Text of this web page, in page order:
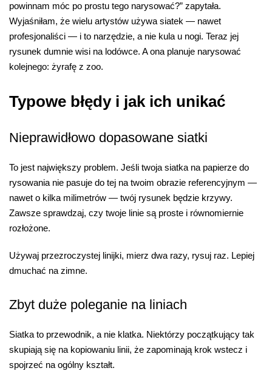
powinnam móc po prostu tego narysować?” zapytała.
Wyjaśniłam, że wielu artystów używa siatek — nawet
profesjonaliści — i to narzędzie, a nie kula u nogi. Teraz jej
rysunek dumnie wisi na lodówce. A ona planuje narysować
kolejnego: żyrafę z zoo.
Typowe błędy i jak ich unikać
Nieprawidłowo dopasowane siatki
To jest największy problem. Jeśli twoja siatka na papierze do
rysowania nie pasuje do tej na twoim obrazie referencyjnym —
nawet o kilka milimetrów — twój rysunek będzie krzywy.
Zawsze sprawdzaj, czy twoje linie są proste i równomiernie
rozłożone.
Używaj przezroczystej linijki, mierz dwa razy, rysuj raz. Lepiej
dmuchać na zimne.
Zbyt duże poleganie na liniach
Siatka to przewodnik, a nie klatka. Niektórzy początkujący tak
skupiają się na kopiowaniu linii, że zapominają krok wstecz i
spojrzeć na ogólny kształt.